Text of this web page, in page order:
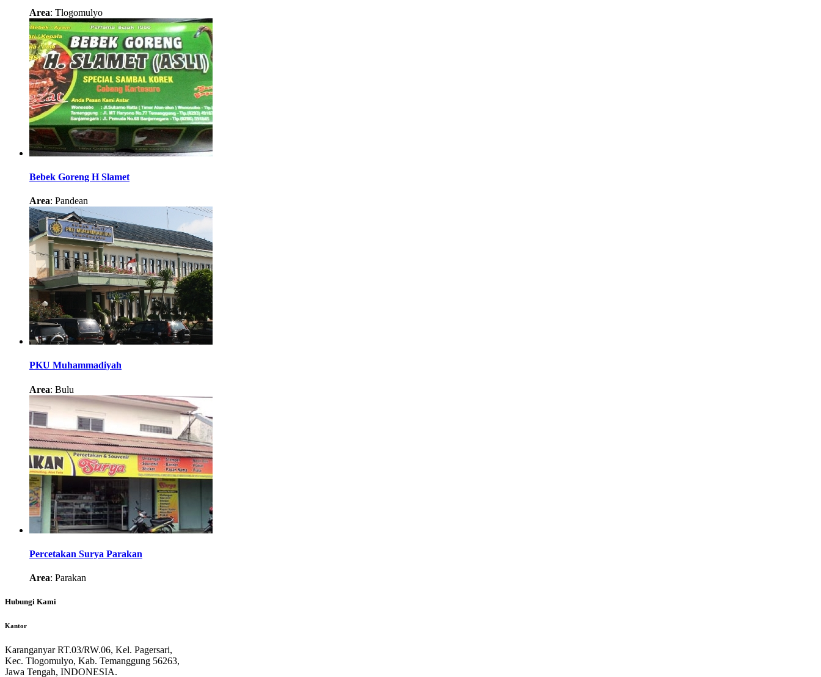
Area: Tlogomulyo
Bebek Goreng H Slamet
Area: Pandean
PKU Muhammadiyah
Area: Bulu
Percetakan Surya Parakan
Area: Parakan
Hubungi Kami
Kantor
Karanganyar RT.03/RW.06, Kel. Pagersari,
Kec. Tlogomulyo, Kab. Temanggung 56263,
Jawa Tengah, INDONESIA.